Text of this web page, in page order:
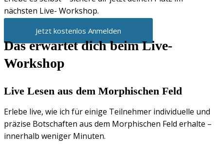
nächsten Live- Workshop.
Jetzt kostenlos Anmelden
Das erwartet dich beim Live-
Workshop
Live Lesen aus dem Morphischen Feld
Erlebe live, wie ich für einige Teilnehmer individuelle und
präzise Botschaften aus dem Morphischen Feld erhalte –
innerhalb weniger Minuten.